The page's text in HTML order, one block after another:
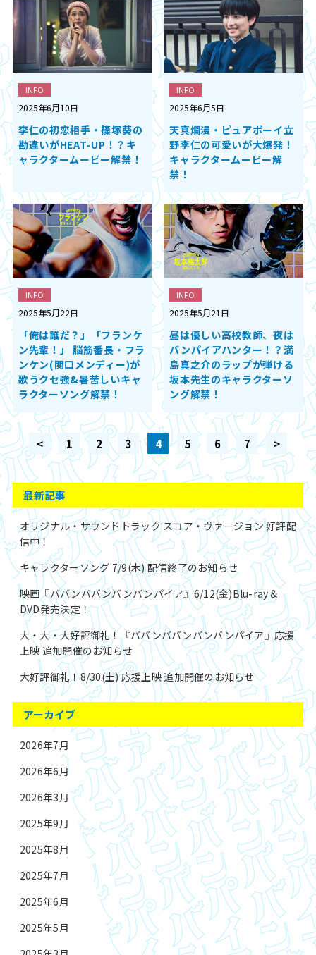
2025年6月10日
INFO
李仁の初恋相手・篠塚葵の
勘違いがHEAT-UP！？キ
ャラクタームービー解禁！
2025年6月5日
INFO
天真爛漫・ピュアボーイ立
野李仁の可愛いが大爆発！
キャラクタームービー解
禁！
2025年5月22日
INFO
「俺は誰だ？」「フランケ
ン先輩！」 脳筋番長・フラ
ンケン(関口メンディー)が
歌うクセ強&暑苦しいキャ
ラクターソング解禁！
2025年5月21日
INFO
昼は優しい高校教師、夜は
バンパイアハンター！？満
島真之介のラップが弾ける
坂本先生のキャラクターソ
ング解禁！
< 1 2 3 4 5 6 7 >
最新記事
オリジナル・サウンドトラック スコア・ヴァージョン 好評配
信中！
キャラクターソング 7/9(木) 配信終了のお知らせ
映画『ババンババンバンバンパイア』6/12(金)Blu-ray＆
DVD発売決定！
大・大・大好評御礼！『ババンババンバンバンパイア』応援
上映 追加開催のお知らせ
大好評御礼！8/30(土) 応援上映 追加開催のお知らせ
アーカイブ
2026年7月
2026年6月
2026年3月
2025年9月
2025年8月
2025年7月
2025年6月
2025年5月